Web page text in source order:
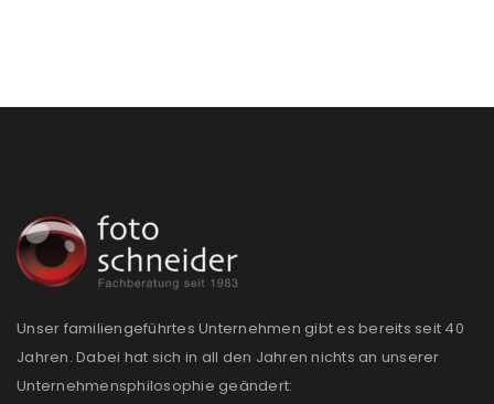
Unser familiengeführtes Unternehmen gibt es bereits seit 40
Jahren. Dabei hat sich in all den Jahren nichts an unserer
Unternehmensphilosophie geändert: